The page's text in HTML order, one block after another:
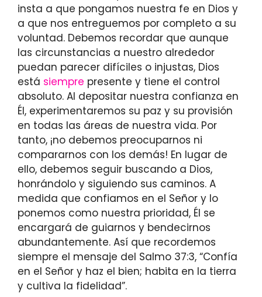
insta a que pongamos nuestra fe en Dios y
a que nos entreguemos por completo a su
voluntad. Debemos recordar que aunque
las circunstancias a nuestro alrededor
puedan parecer difíciles o injustas, Dios
está siempre presente y tiene el control
absoluto. Al depositar nuestra confianza en
Él, experimentaremos su paz y su provisión
en todas las áreas de nuestra vida. Por
tanto, ¡no debemos preocuparnos ni
compararnos con los demás! En lugar de
ello, debemos seguir buscando a Dios,
honrándolo y siguiendo sus caminos. A
medida que confiamos en el Señor y lo
ponemos como nuestra prioridad, Él se
encargará de guiarnos y bendecirnos
abundantemente. Así que recordemos
siempre el mensaje del Salmo 37:3, “Confía
en el Señor y haz el bien; habita en la tierra
y cultiva la fidelidad”.